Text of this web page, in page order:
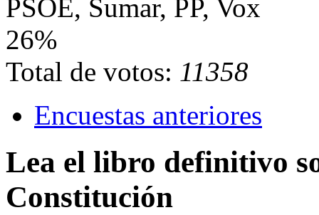
PSOE, Sumar, PP, Vox
26%
Total de votos: 11358
Encuestas anteriores
Lea el libro definitivo
Constitución